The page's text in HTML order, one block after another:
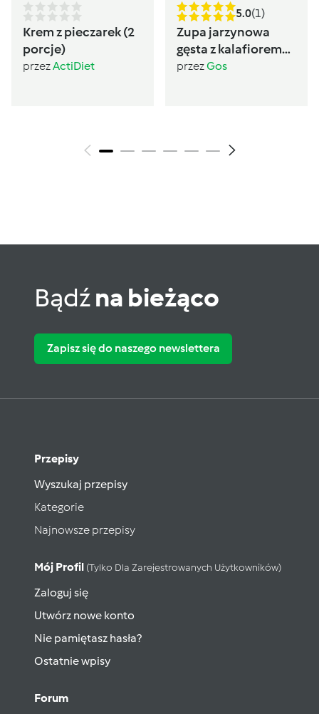
Krem z pieczarek (2
porcje)
przezActiDiet
5.0(1)
Zupa jarzynowa
gęsta z kalafiorem
(post Dąbrowskiej)
przezGos
Bądźna bieżąco
Zapisz się do naszego newslettera
Przepisy
Wyszukaj przepisy
Kategorie
Najnowsze przepisy
Mój Profil (tylko Dla Zarejestrowanych Użytkowników)
Zaloguj się
Utwórz nowe konto
Nie pamiętasz hasła?
Ostatnie wpisy
Forum